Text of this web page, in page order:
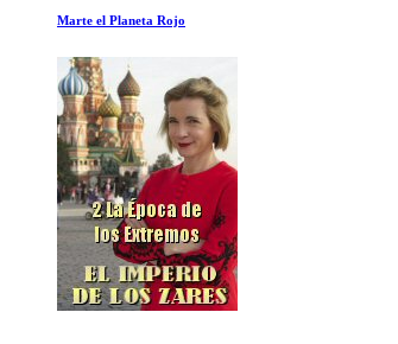
Los Vikingos al Descubierto